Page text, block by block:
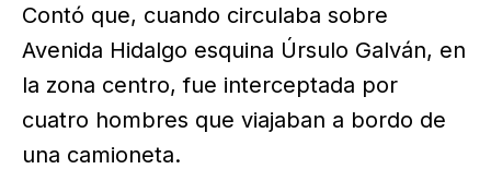
Contó que, cuando circulaba sobre
Avenida Hidalgo esquina Úrsulo Galván, en
la zona centro, fue interceptada por
cuatro hombres que viajaban a bordo de
una camioneta.